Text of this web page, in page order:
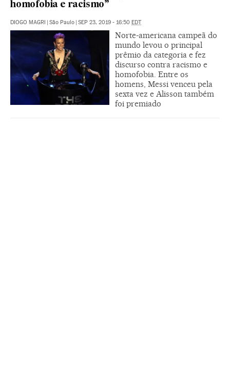
homofobia e racismo”
DIOGO MAGRI São Paulo SEP 23, 2019 - 16:50 EDT
Norte-americana campeã do
mundo levou o principal
prêmio da categoria e fez
discurso contra racismo e
homofobia. Entre os
homens, Messi venceu pela
sexta vez e Alisson também
foi premiado